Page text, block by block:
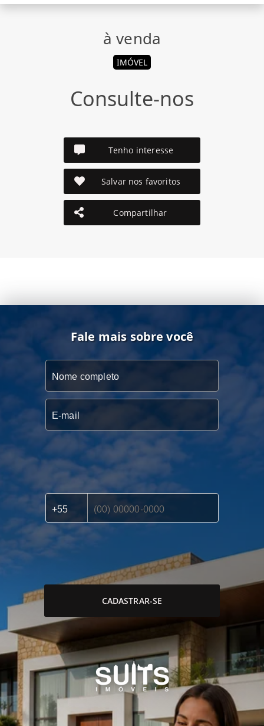
à venda
IMÓVEL
Consulte-nos
Tenho interesse
Salvar nos favoritos
Compartilhar
Fale mais sobre você
CADASTRAR-SE